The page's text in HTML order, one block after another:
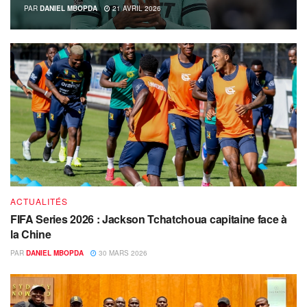
PAR DANIEL MBOPDA 21 AVRIL 2026
ACTUALITÉS
FIFA Series 2026 : Jackson Tchatchoua capitaine face à
la Chine
PAR DANIEL MBOPDA 30 MARS 2026